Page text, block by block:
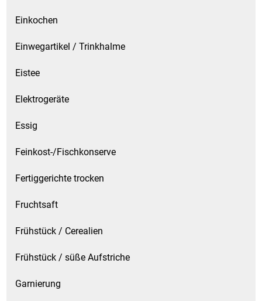
Einkochen
Einwegartikel / Trinkhalme
Eistee
Elektrogeräte
Essig
Feinkost-/Fischkonserve
Fertiggerichte trocken
Fruchtsaft
Frühstück / Cerealien
Frühstück / süße Aufstriche
Garnierung